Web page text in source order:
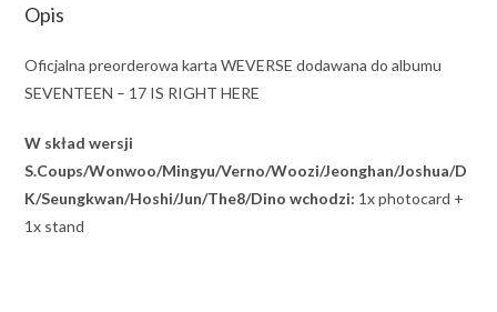
Opis
Oficjalna preorderowa karta WEVERSE dodawana do albumu
SEVENTEEN – 17 IS RIGHT HERE
W skład wersji
S.Coups/Wonwoo/Mingyu/Verno/Woozi/Jeonghan/Joshua/D
K/Seungkwan/Hoshi/Jun/The8/Dino wchodzi: 1x photocard +
1x stand